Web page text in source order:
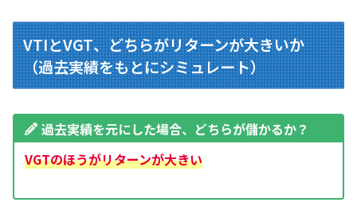
VTIとVGT、どちらがリターンが大きいか
（過去実績をもとにシミュレート）
過去実績を元にした場合、どちらが儲かるか？
VGTのほうがリターンが大きい